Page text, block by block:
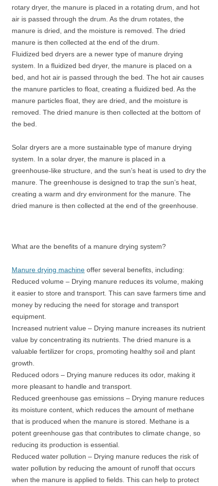
rotary dryer, the manure is placed in a rotating drum, and hot
air is passed through the drum. As the drum rotates, the
manure is dried, and the moisture is removed. The dried
manure is then collected at the end of the drum.
Fluidized bed dryers are a newer type of manure drying
system. In a fluidized bed dryer, the manure is placed on a
bed, and hot air is passed through the bed. The hot air causes
the manure particles to float, creating a fluidized bed. As the
manure particles float, they are dried, and the moisture is
removed. The dried manure is then collected at the bottom of
the bed.
Solar dryers are a more sustainable type of manure drying
system. In a solar dryer, the manure is placed in a
greenhouse-like structure, and the sun’s heat is used to dry the
manure. The greenhouse is designed to trap the sun’s heat,
creating a warm and dry environment for the manure. The
dried manure is then collected at the end of the greenhouse.
What are the benefits of a manure drying system?
Manure drying machine offer several benefits, including:
Reduced volume – Drying manure reduces its volume, making
it easier to store and transport. This can save farmers time and
money by reducing the need for storage and transport
equipment.
Increased nutrient value – Drying manure increases its nutrient
value by concentrating its nutrients. The dried manure is a
valuable fertilizer for crops, promoting healthy soil and plant
growth.
Reduced odors – Drying manure reduces its odor, making it
more pleasant to handle and transport.
Reduced greenhouse gas emissions – Drying manure reduces
its moisture content, which reduces the amount of methane
that is produced when the manure is stored. Methane is a
potent greenhouse gas that contributes to climate change, so
reducing its production is essential.
Reduced water pollution – Drying manure reduces the risk of
water pollution by reducing the amount of runoff that occurs
when the manure is applied to fields. This can help to protect